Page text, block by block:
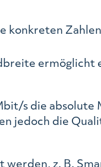
konkreten
ermöglicht
s die absolute
jedoch die
z. B.